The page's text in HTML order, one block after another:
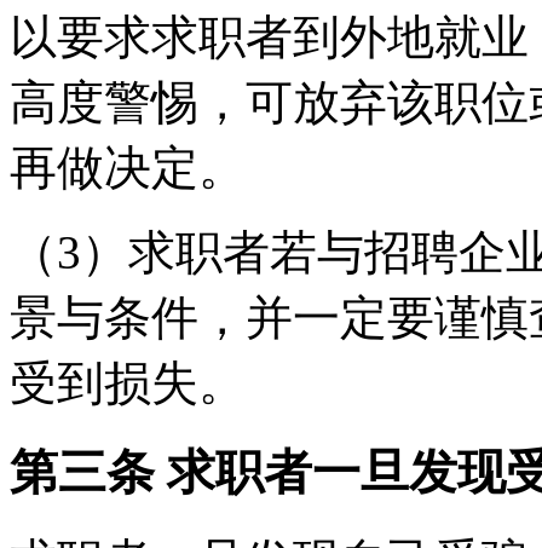
以要求求职者到外地就
高度警惕，可放弃该职
再做决定。
（3）求职者若与招聘
景与条件，并一定要谨
受到损失。
第三条 求职者一旦发现